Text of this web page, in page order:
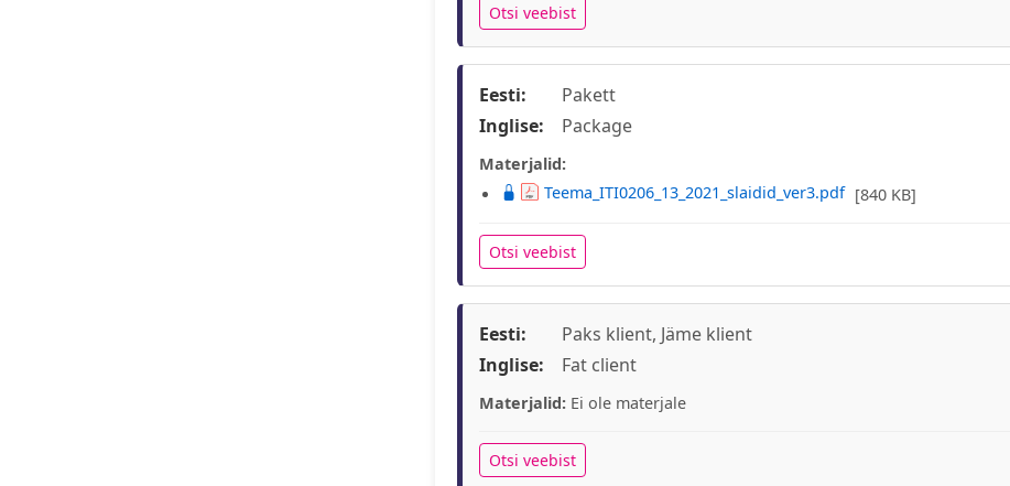
Otsi veebist
Eesti:
Pakett
Inglise:
Package
Materjalid:
Teema_ITI0206_13_2021_slaidid_ver3.pdf [840 KB]
Otsi veebist
Eesti:
Paks klient, Jäme klient
Inglise:
Fat client
Materjalid:Ei ole materjale
Otsi veebist